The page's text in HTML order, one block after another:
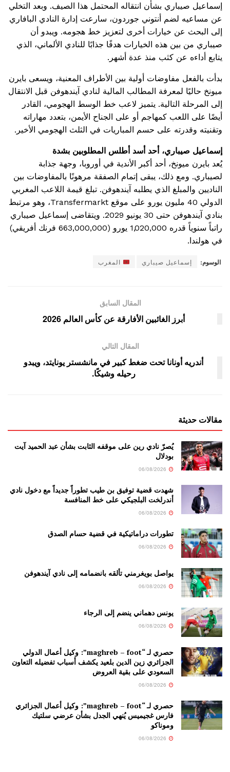
إسماعيل صيباري بشأن انتقاله المحتمل هذا الصيف. وبعد التخلي
عن مساعيه لضم أنتوني جوردون، سارعت إدارة النادي البافاري
إلى البحث عن خيارات أخرى لتعزيز خط هجومه. ويبدو أن
صيباري من بين هذه الخيارات هدفًا جذابًا للنادي الألماني، الذي
يتابع أداءه عن كثب منذ عدة أشهر.
بدأت بالفعل مفاوضات أولية بين الأطراف المعنية، ويسعى بايرن
ميونخ حاليًا لمعرفة المطالب المالية لنادي آيندهوفن قبل الانتقال
إلى المرحلة التالية. يتميز لاعب خط الوسط الهجومي، القادر
أيضًا على اللعب كمهاجم أو على الجناح الأيمن، بتعدد مهاراته
وتقنيته وقدرته على حسم المباريات في الثلث الهجومي الأخير.
إسماعيل صيباري، أحد أسد أطلس المطلوبين بشدة
يُعد بايرن ميونخ، أحد أكبر الأندية في أوروبا، وجهة جذابة
لصيباري. ومع ذلك، يبقى إتمام الصفقة مرهونًا بالمفاوضات بين
الناديين والمبلغ الذي يطلبه آيندهوفن. تبلغ قيمة اللاعب المغربي
الدولي 40 مليون يورو على موقع Transfermarkt، وهو مرتبط
بنادي آيندهوفن حتى 30 يونيو 2029. ويتقاضى إسماعيل صيباري
راتباً سنوياً قدره 1,020,000 يورو (663,000,000 فرنك أفريقي)
في هولندا.
الوسوم: إسماعيل صيباري المغرب
المقال السابق
أبرز الغائبين الأفارقة عن كأس العالم 2026
المقال التالي
أندريه أونانا تحت ضغط كبير في مانشستر يونايتد، ويبدو
رحيله وشيكًا.
مقالات حديثة
يُصرّ نادي رين على موقفه الثابت بشأن عبد الحميد آيت
بودلال
شهدت قضية توفيق بن طيب تطوراً جديداً مع دخول نادي
أندرلخت البلجيكي على خط المنافسة
تطورات دراماتيكية في قضية حسام الصدق
يواصل بويغرمني تألقه بانضمامه إلى نادي آيندهوفن
يونس دهماني ينضم إلى الرجاء
حصري لـ “maghreb – foot”: وكيل أعمال الدولي
الجزائري زين الدين بلعيد يكشف أسباب تفضيله التعاون
السعودي على بقية العروض
حصري لـ “maghreb – foot”: وكيل أعمال الجزائري
فارس غجيميس يُنهي الجدل بشأن عرضي سلتيك
وموناكو